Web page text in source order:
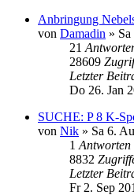
Anbringung
von Damadin »
21
28609
Letzter
Do 26. Jan
SUCHE: P 8 K-
von Nik » Sa 6.
1 Antworten
8832
Letzter
Fr 2. Sep